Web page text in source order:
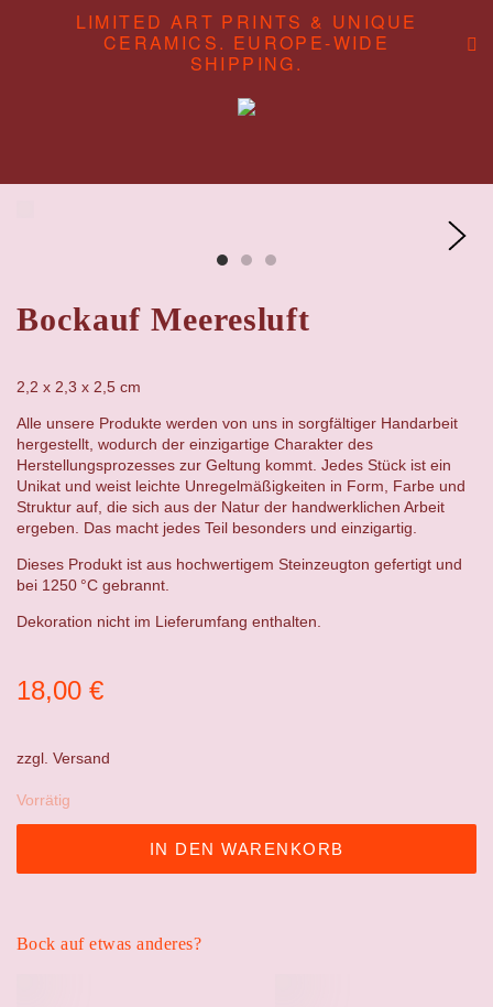
LIMITED ART PRINTS & UNIQUE
CERAMICS. EUROPE-WIDE
SHIPPING.
CONTENT STUDIO
Bockauf Meeresluft
zzgl. Versand
18,00 €
Vorrätig
IN DEN WARENKORB
2,2 x 2,3 x 2,5 cm
Alle unsere Produkte werden von uns in sorgfältiger Handarbeit
hergestellt, wodurch der einzigartige Charakter des
Herstellungsprozesses zur Geltung kommt. Jedes Stück ist ein
Unikat und weist leichte Unregelmäßigkeiten in Form, Farbe und
Struktur auf, die sich aus der Natur der handwerklichen Arbeit
ergeben. Das macht jedes Teil besonders und einzigartig.
Dieses Produkt ist aus hochwertigem Steinzeugton gefertigt und
bei 1250 °C gebrannt.
Dekoration nicht im Lieferumfang enthalten.
Bock auf etwas anderes?